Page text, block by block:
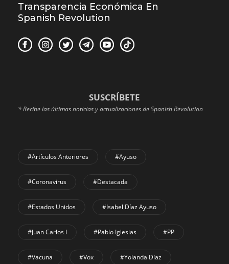
Transparencia Económica En
Spanish Revolution
SUSCRÍBETE
* Recibe las últimas noticias y actualizaciones de Spanish Revolution
#Artículos Anteriores #Ayuso
#coronavirus #Destacada
#Estados Unidos #Isabel Díaz Ayuso
#Juan Carlos I #Pablo Iglesias #PP
#Vacuna #Vox #Yolanda Díaz